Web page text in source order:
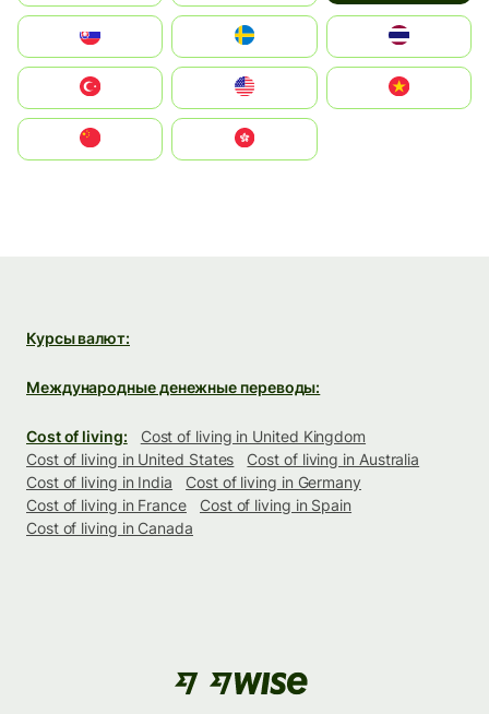
United States
中國香港特別行政區
Курсы валют:
Международные денежные переводы:
Cost of living:
Cost of living in United Kingdom
Cost of living in United States
Cost of living in Australia
Cost of living in India
Cost of living in Germany
Cost of living in France
Cost of living in Spain
Cost of living in Canada